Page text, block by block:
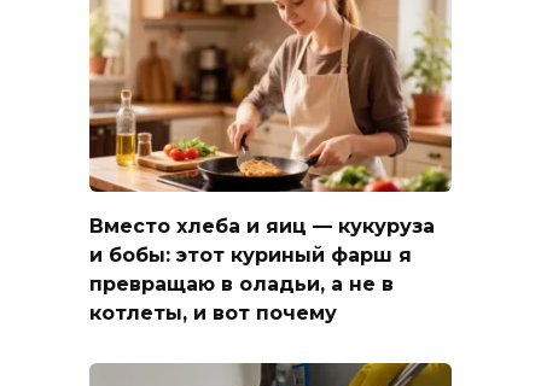
Вместо хлеба и яиц — кукуруза
и бобы: этот куриный фарш я
превращаю в оладьи, а не в
котлеты, и вот почему